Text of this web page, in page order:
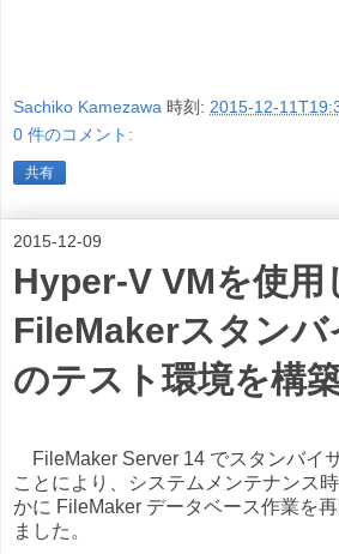
Sachiko Kamezawa 時刻: 2015-12-
0 件のコメント:
共有
2015-12-09
Hyper-V VMを使用
FileMakerスタンバ
のテスト環境を構
FileMaker Server 14 でスタンバイ
ことにより、システムメンテナンス
かに FileMaker データベース作業を
ました。